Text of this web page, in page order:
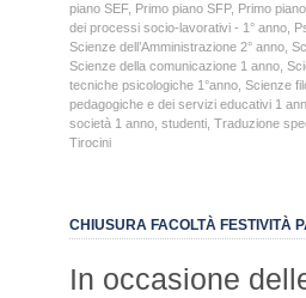
piano SEF, Primo piano SFP, Primo
dei processi socio-lavorativi - 1° anno,
Scienze dell’Amministrazione 2° anno,
Scienze della comunicazione 1 anno,
tecniche psicologiche 1°anno, Scienze
pedagogiche e dei servizi educativi 1
società 1 anno, studenti, Traduzione
Tirocini
CHIUSURA FACOLTÀ FESTIVITÀ
In occasione